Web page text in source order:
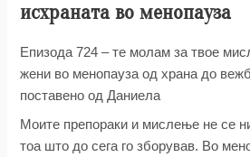
исхраната во менопауза
Епизода 724 – те молам за твое
жени во менопауза од храна до
поставено од Даниела
Моите препораки и мислење не се
тоа што до сега го зборував. Во